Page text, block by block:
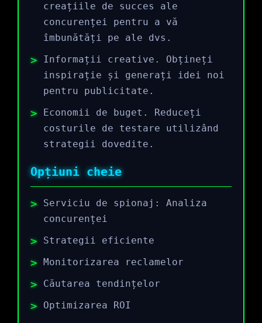
creațiile de succes ale
concurenței pentru a vă
îmbunătăți pe ale dvs.
Informații creative. Obțineți
inspirație și generați idei noi
pentru publicitate.
Economii de buget. Reduceți
costurile de testare utilizând
strategii dovedite.
Opțiuni cheie
Serviciu de spionaj: Analiza
concurenței
Strategii eficiente
Monitorizarea reclamelor
Căutarea tendințelor
Optimizarea ROI